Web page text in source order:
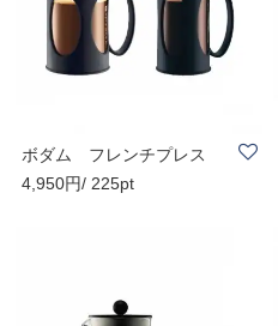
ボダム フレンチプレス
コーヒーメーカ..
4,950円/ 225pt